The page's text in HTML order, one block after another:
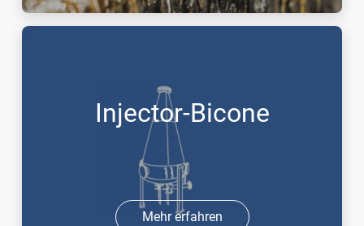
Injector-Bicone
Mehr erfahren